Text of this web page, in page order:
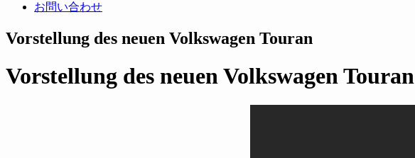
お問い合わせ
Vorstellung des neuen Volkswagen Touran
Vorstellung des neuen Volkswagen Touran